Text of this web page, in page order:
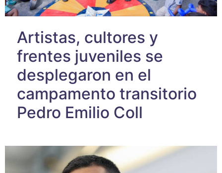
Artistas, cultores y
frentes juveniles se
desplegaron en el
campamento transitorio
Pedro Emilio Coll